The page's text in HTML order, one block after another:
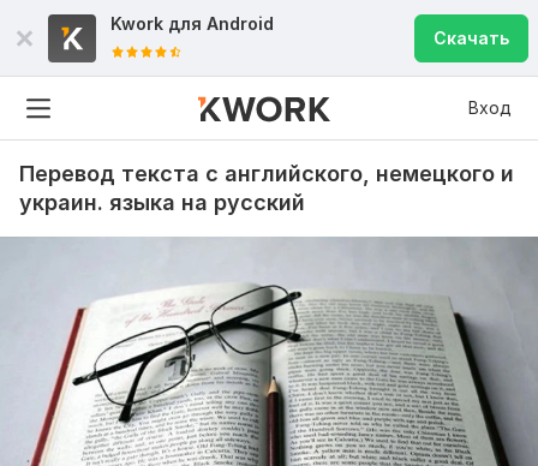
Kwork для Android
Скачать
Вход
Перевод текста с английского, немецкого и
украин. языка на русский